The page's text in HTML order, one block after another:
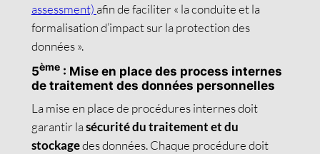
assessment) afin de faciliter « la conduite et la
formalisation d’impact sur la protection des
données ».
5ème: Mise en place des process internes
de traitement des données personnelles
La mise en place de procédures internes doit
garantir lasécurité du traitement et du
stockagedes données. Chaque procédure doit